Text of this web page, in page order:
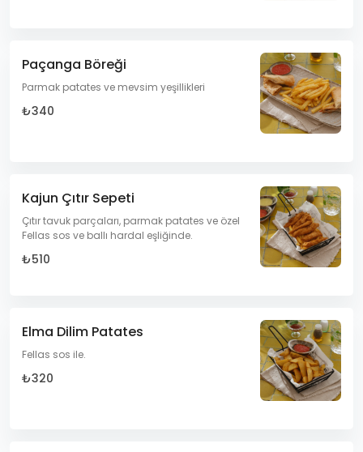
Paçanga Böreği
Parmak patates ve mevsim yeşillikleri
₺340
Kajun Çıtır Sepeti
Çıtır tavuk parçaları, parmak patates ve özel
Fellas sos ve ballı hardal eşliğinde.
₺510
Elma Dilim Patates
Fellas sos ile.
₺320